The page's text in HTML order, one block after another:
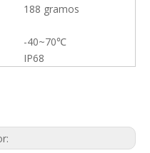
188 gramos
-40~70℃
IP68